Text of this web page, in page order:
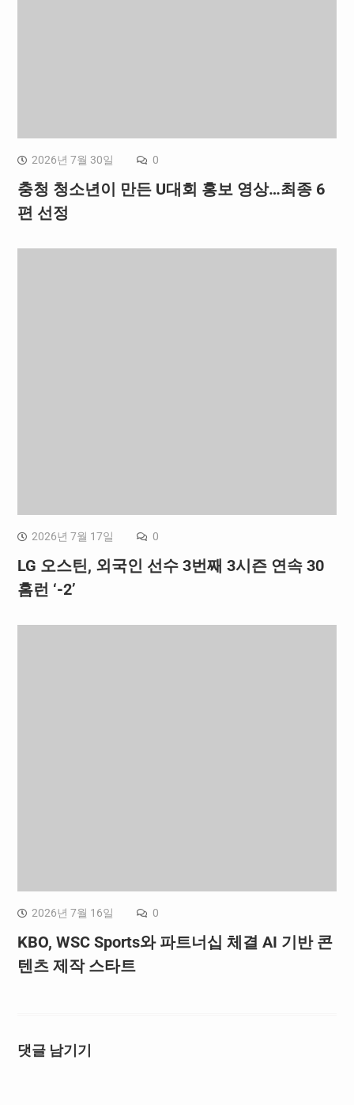
2026년 7월 30일 0
충청 청소년이 만든 U대회 홍보 영상…최종 6
편 선정
2026년 7월 17일 0
LG 오스틴, 외국인 선수 3번째 3시즌 연속 30
홈런 ‘-2’
2026년 7월 16일 0
KBO, WSC Sports와 파트너십 체결 AI 기반 콘
텐츠 제작 스타트
댓글 남기기